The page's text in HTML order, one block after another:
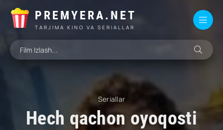
PREMYERA.NET
TARJIMA KINO VA SERIALLAR
Seriallar
Hech qachon oyoqosti